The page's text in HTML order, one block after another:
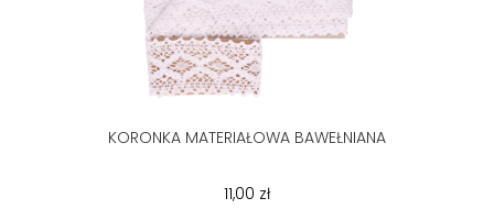
KORONKA MATERIAŁOWA BAWEŁNIANA
11,00 zł